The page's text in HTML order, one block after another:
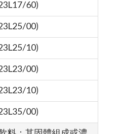
60)
00)
10)
00)
10)
00)